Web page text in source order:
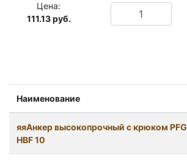
Наименование
яяАнкер высокопрочный с крюком PFG
HBF 10
Цена:
111.13руб.